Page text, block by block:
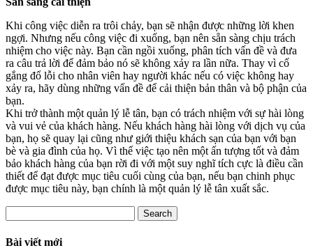
Khi công việc diễn ra trôi chảy, bạn sẽ nhận được những lời khen
ngợi. Nhưng nếu công việc đi xuống, bạn nên sẵn sàng chịu trách
nhiệm cho việc này. Bạn cần ngồi xuống, phân tích vấn đề và đưa
ra câu trả lời để đảm bảo nó sẽ không xảy ra lần nữa. Thay vì cố
gắng đổ lỗi cho nhân viên hay người khác nếu có việc không hay
xảy ra, hãy dùng những vấn đề để cải thiện bản thân và bộ phận của
bạn.
Khi trở thành một quản lý lễ tân, bạn có trách nhiệm với sự hài lòng
và vui vẻ của khách hàng. Nếu khách hàng hài lòng với dịch vụ của
bạn, họ sẽ quay lại cũng như giới thiệu khách sạn của bạn với bạn
bè và gia đình của họ. Vì thế việc tạo nên một ấn tượng tốt và đảm
bảo khách hàng của bạn rời đi với một suy nghĩ tích cực là điều cần
thiết để đạt được mục tiêu cuối cùng của bạn, nếu bạn chinh phục
được mục tiêu này, bạn chính là một quản lý lễ tân xuất sắc.
Search
Bài viết mới